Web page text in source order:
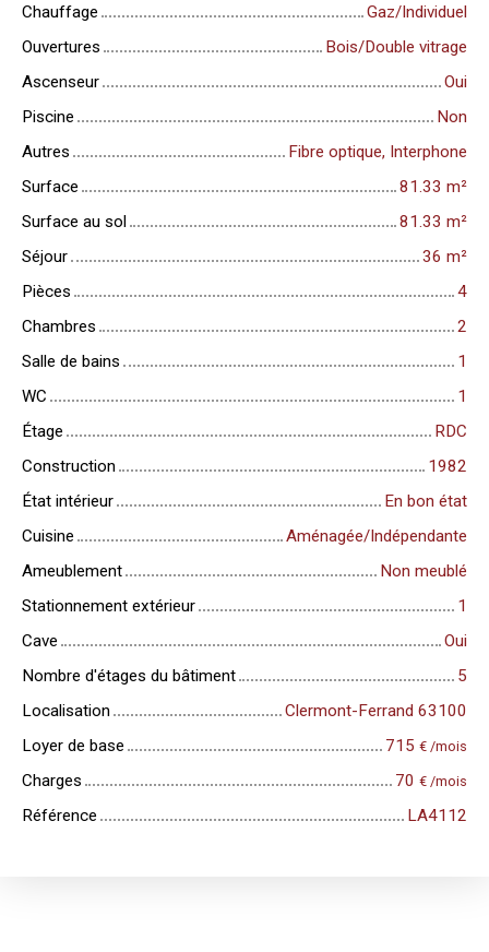
Chauffage
Gaz/Individuel
Ouvertures
Bois/Double vitrage
Ascenseur
Oui
Piscine
Non
Autres
Fibre optique, Interphone
Surface
81.33 m²
Surface au sol
81.33 m²
Séjour
36 m²
Pièces
4
Chambres
2
Salle de bains
1
WC
1
Étage
RDC
Construction
1982
État intérieur
En bon état
Cuisine
Aménagée/Indépendante
Ameublement
Non meublé
Stationnement extérieur
1
Cave
Oui
Nombre d'étages du bâtiment
5
Localisation
Clermont-Ferrand 63100
Loyer de base
715 € /mois
Charges 70 € /mois
Référence LA4112